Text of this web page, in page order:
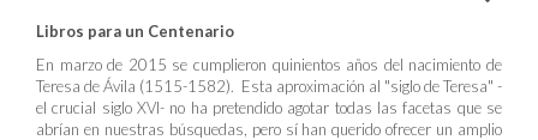
Libros para un Centenario
En marzo de 2015 se cumplieron quinientos años del nacimiento de
Teresa de Ávila (1515-1582). Esta aproximación al "siglo de Teresa" -
el crucial siglo XVI- no ha pretendido agotar todas las facetas que se
abrían en nuestras búsquedas, pero sí han querido ofrecer un amplio